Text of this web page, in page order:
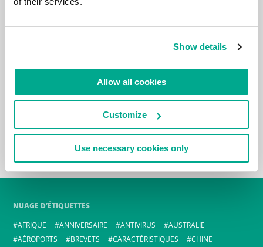
Show details
Allow all cookies
Customize
Use necessary cookies only
NUAGE D’ÉTIQUETTES
AFRIQUE
ANNIVERSAIRE ANTIVIRUS
AUSTRALIE
AÉROPORTS
BREVETS CARACTÉRISTIQUES
CHINE